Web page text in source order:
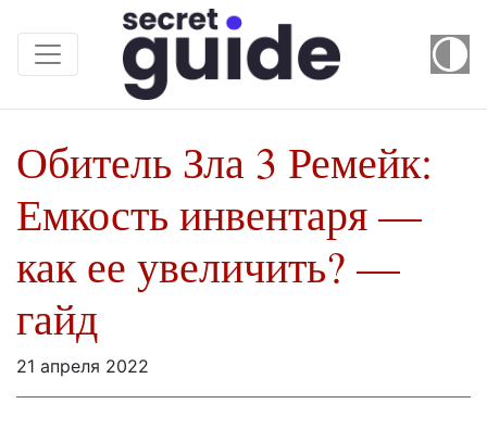
Обитель Зла 3 Ремейк:
Емкость инвентаря —
как ее увеличить? —
гайд
21 апреля 2022